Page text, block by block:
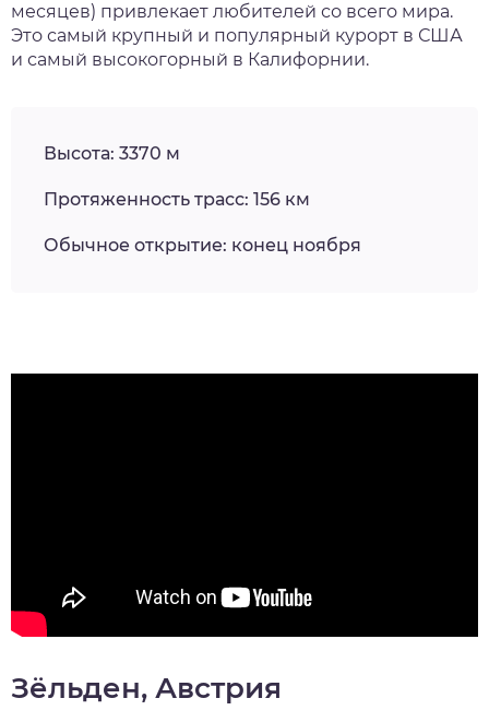
месяцев) привлекает любителей со всего мира.
Это самый крупный и популярный курорт в США
и самый высокогорный в Калифорнии.
Высота: 3370 м
Протяженность трасс: 156 км
Обычное открытие: конец ноября
Зёльден, Австрия